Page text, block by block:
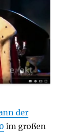
der
im großen